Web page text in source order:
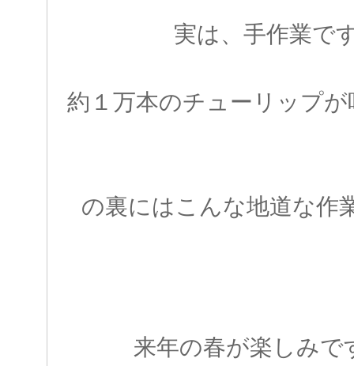
実は、手作業で
約１万本のチューリップ
の裏にはこんな地道な作
来年の春が楽しみで